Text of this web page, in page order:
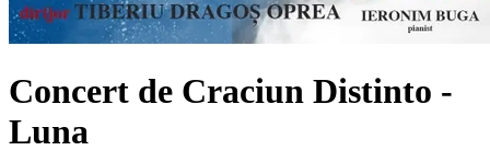
Concert de Craciun Distinto -
Luna